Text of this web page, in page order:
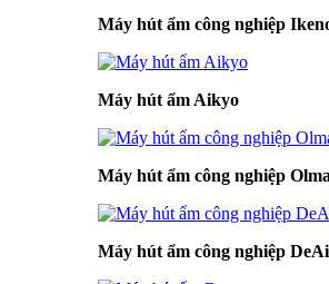
Máy hút ẩm công nghiệp
Máy hút ẩm Aikyo
Máy hút ẩm công nghiệp
Máy hút ẩm công nghiệp